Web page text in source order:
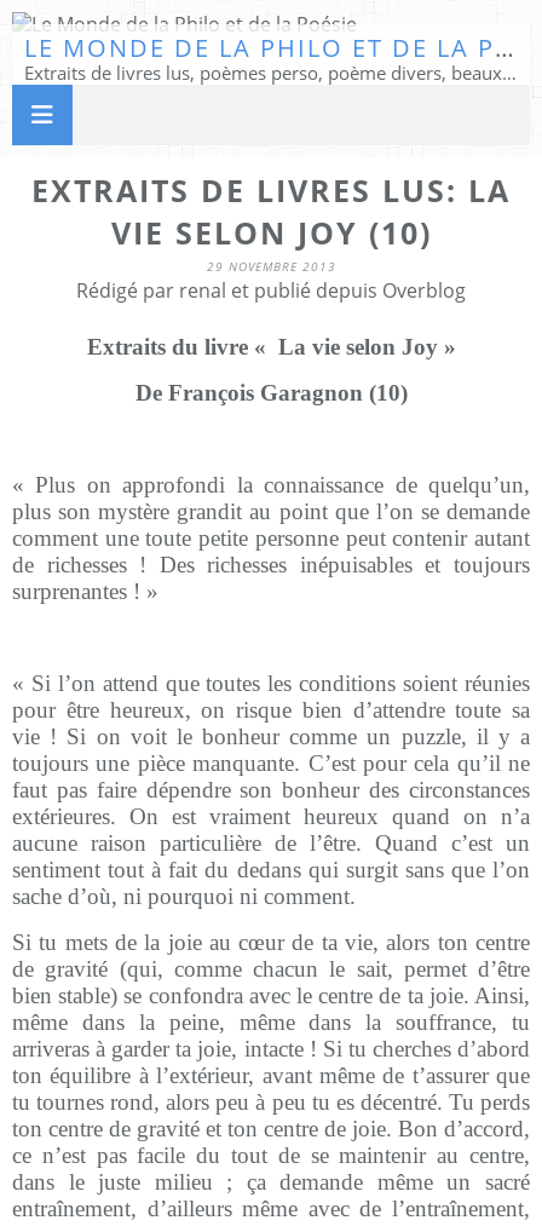
LE MONDE DE LA PHILO ET DE LA POÉSIE
Extraits de livres lus, poèmes perso, poème divers, beaux textes...
EXTRAITS DE LIVRES LUS: LA
VIE SELON JOY (10)
29 NOVEMBRE 2013
Rédigé par renal et publié depuis Overblog
Extraits du livre « La vie selon Joy »
De François Garagnon (10)
« Plus on approfondi la connaissance de quelqu’un,
plus son mystère grandit au point que l’on se demande
comment une toute petite personne peut contenir autant
de richesses ! Des richesses inépuisables et toujours
surprenantes ! »
« Si l’on attend que toutes les conditions soient réunies
pour être heureux, on risque bien d’attendre toute sa
vie ! Si on voit le bonheur comme un puzzle, il y a
toujours une pièce manquante. C’est pour cela qu’il ne
faut pas faire dépendre son bonheur des circonstances
extérieures. On est vraiment heureux quand on n’a
aucune raison particulière de l’être. Quand c’est un
sentiment tout à fait du dedans qui surgit sans que l’on
sache d’où, ni pourquoi ni comment.
Si tu mets de la joie au cœur de ta vie, alors ton centre
de gravité (qui, comme chacun le sait, permet d’être
bien stable) se confondra avec le centre de ta joie. Ainsi,
même dans la peine, même dans la souffrance, tu
arriveras à garder ta joie, intacte ! Si tu cherches d’abord
ton équilibre à l’extérieur, avant même de t’assurer que
tu tournes rond, alors peu à peu tu es décentré. Tu perds
ton centre de gravité et ton centre de joie. Bon d’accord,
ce n’est pas facile du tout de se maintenir au centre,
dans le juste milieu ; ça demande même un sacré
entraînement, d’ailleurs même avec de l’entraînement,